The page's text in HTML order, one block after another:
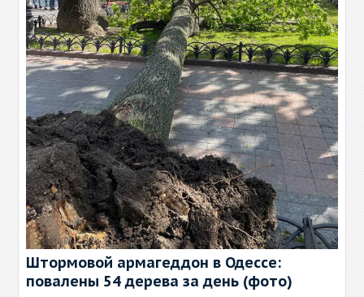
Штормовой армагеддон в Одессе:
повалены 54 дерева за день (фото)